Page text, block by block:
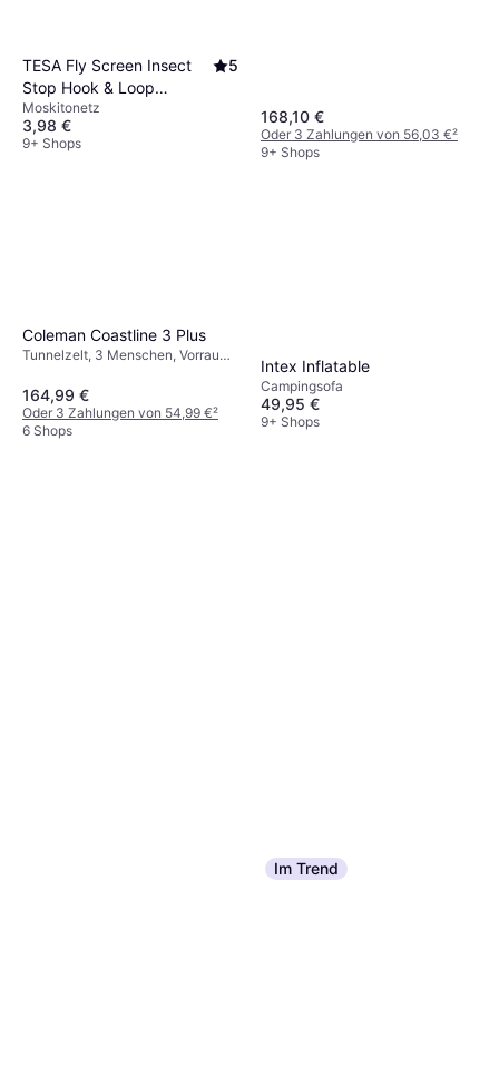
TESA Fly Screen Insect
Stop Hook & Loop
Standard for Windows
100cm x 100cm
5
Moskitonetz
3,98 €
9+ Shops
168,10 €
Oder 3 Zahlungen von 56,03 €²
9+ Shops
Coleman Coastline 3 Plus
Tunnelzelt, 3 Menschen, Vorraum,
Schlafbereich
164,99 €
Oder 3 Zahlungen von 54,99 €²
6 Shops
Intex Inflatable
Campingsofa
49,95 €
9+ Shops
Im Trend